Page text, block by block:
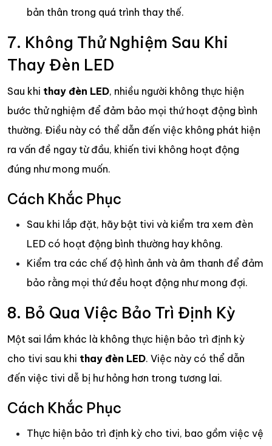
bản thân trong quá trình thay thế.
7. Không Thử Nghiệm Sau Khi
Thay Đèn LED
Sau khi thay đèn LED, nhiều người không thực hiện
bước thử nghiệm để đảm bảo mọi thứ hoạt động bình
thường. Điều này có thể dẫn đến việc không phát hiện
ra vấn đề ngay từ đầu, khiến tivi không hoạt động
đúng như mong muốn.
Cách Khắc Phục
Sau khi lắp đặt, hãy bật tivi và kiểm tra xem đèn
LED có hoạt động bình thường hay không.
Kiểm tra các chế độ hình ảnh và âm thanh để đảm
bảo rằng mọi thứ đều hoạt động như mong đợi.
8. Bỏ Qua Việc Bảo Trì Định Kỳ
Một sai lầm khác là không thực hiện bảo trì định kỳ
cho tivi sau khi thay đèn LED. Việc này có thể dẫn
đến việc tivi dễ bị hư hỏng hơn trong tương lai.
Cách Khắc Phục
Thực hiện bảo trì định kỳ cho tivi, bao gồm việc vệ